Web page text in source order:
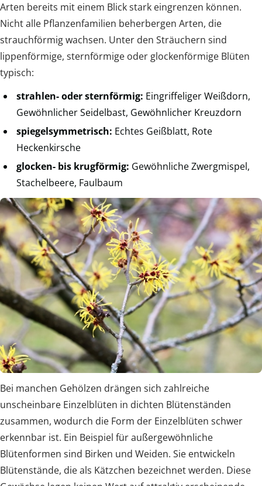
Arten bereits mit einem Blick stark eingrenzen können.
Nicht alle Pflanzenfamilien beherbergen Arten, die
strauchförmig wachsen. Unter den Sträuchern sind
lippenförmige, sternförmige oder glockenförmige Blüten
typisch:
strahlen- oder sternförmig: Eingriffeliger Weißdorn,
Gewöhnlicher Seidelbast, Gewöhnlicher Kreuzdorn
spiegelsymmetrisch: Echtes Geißblatt, Rote
Heckenkirsche
glocken- bis krugförmig: Gewöhnliche Zwergmispel,
Stachelbeere, Faulbaum
Bei manchen Gehölzen drängen sich zahlreiche
unscheinbare Einzelblüten in dichten Blütenständen
zusammen, wodurch die Form der Einzelblüten schwer
erkennbar ist. Ein Beispiel für außergewöhnliche
Blütenformen sind Birken und Weiden. Sie entwickeln
Blütenstände, die als Kätzchen bezeichnet werden. Diese